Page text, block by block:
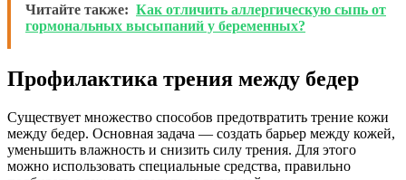
Читайте также: Как отличить аллергическую сыпь от
гормональных высыпаний у беременных?
Профилактика трения между бедер
Существует множество способов предотвратить трение кожи
между бедер. Основная задача — создать барьер между кожей,
уменьшить влажность и снизить силу трения. Для этого
можно использовать специальные средства, правильно